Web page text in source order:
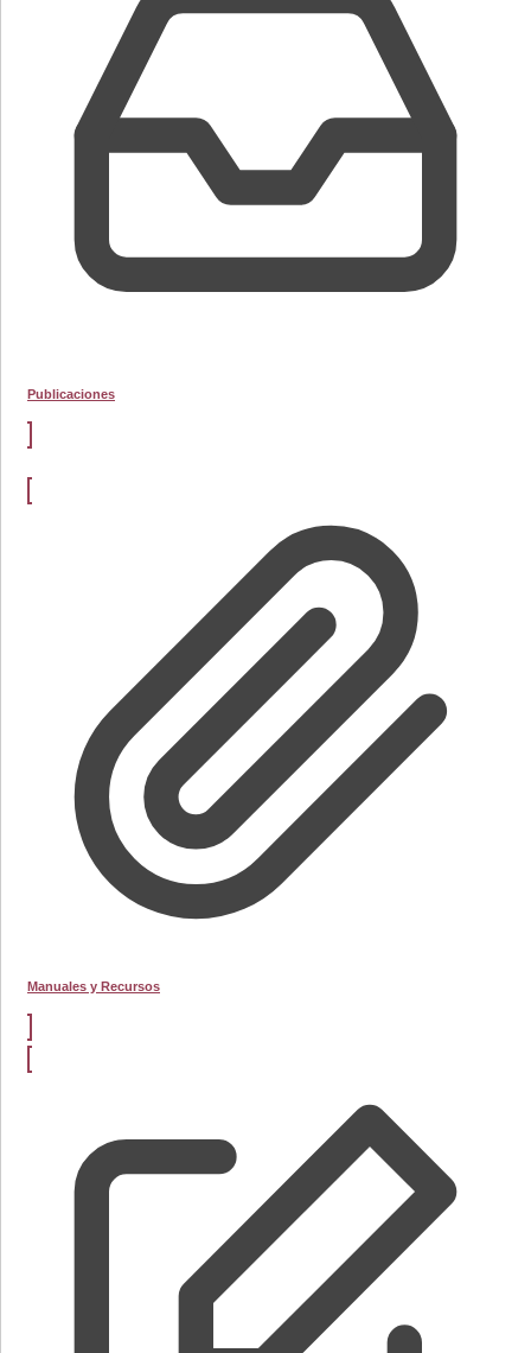
Publicaciones
Manuales y Recursos